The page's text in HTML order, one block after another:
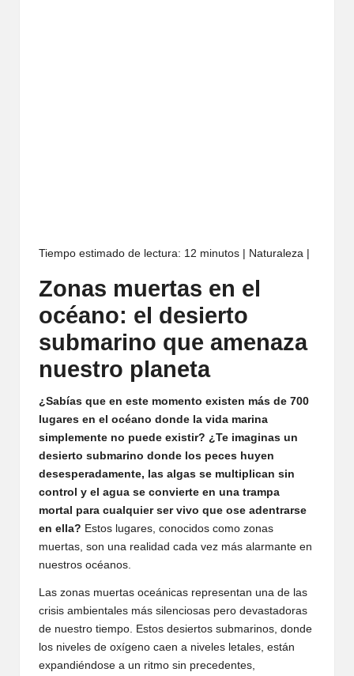
Tiempo estimado de lectura: 12 minutos | Naturaleza |
Zonas muertas en el
océano: el desierto
submarino que amenaza
nuestro planeta
¿Sabías que en este momento existen más de 700
lugares en el océano donde la vida marina
simplemente no puede existir? ¿Te imaginas un
desierto submarino donde los peces huyen
desesperadamente, las algas se multiplican sin
control y el agua se convierte en una trampa
mortal para cualquier ser vivo que ose adentrarse
en ella? Estos lugares, conocidos como zonas
muertas, son una realidad cada vez más alarmante en
nuestros océanos.
Las zonas muertas oceánicas representan una de las
crisis ambientales más silenciosas pero devastadoras
de nuestro tiempo. Estos desiertos submarinos, donde
los niveles de oxígeno caen a niveles letales, están
expandiéndose a un ritmo sin precedentes,